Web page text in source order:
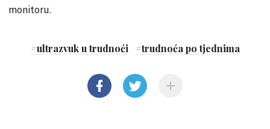
monitoru.
#ultrazvuk u trudnoći #trudnoća po tjednima